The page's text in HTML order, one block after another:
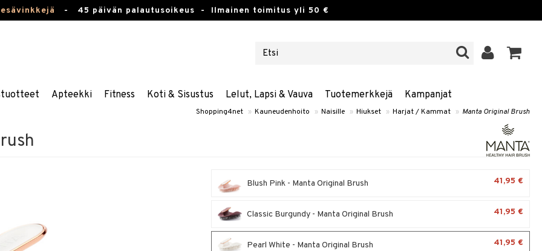
- 45 päivän palautusoikeus - Ilmainen toimitus yli 50 €
Apteekki Fitness Koti & Sisustus Lelut, Lapsi & Vauva Tuotemerkkejä Kampanjat
Shopping4net » Kauneudenhoito » Naisille » Hiukset » Harjat / Kammat » Manta Original Brush
Blush Pink - Manta Original Brush 41,95 €
Classic Burgundy - Manta Original Brush 41,95 €
Pearl White - Manta Original Brush 41,95 €